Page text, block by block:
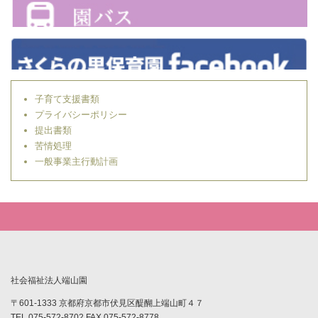
子育て支援書類
プライバシーポリシー
提出書類
苦情処理
一般事業主行動計画
社会福祉法人端山園
〒601-1333 京都府京都市伏見区醍醐上端山町４７